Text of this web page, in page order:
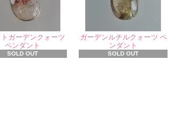
ガーデンクォーツ
ペンダント
SOLD OUT
ガーデンルチルクォーツ ペ
ンダント
SOLD OUT